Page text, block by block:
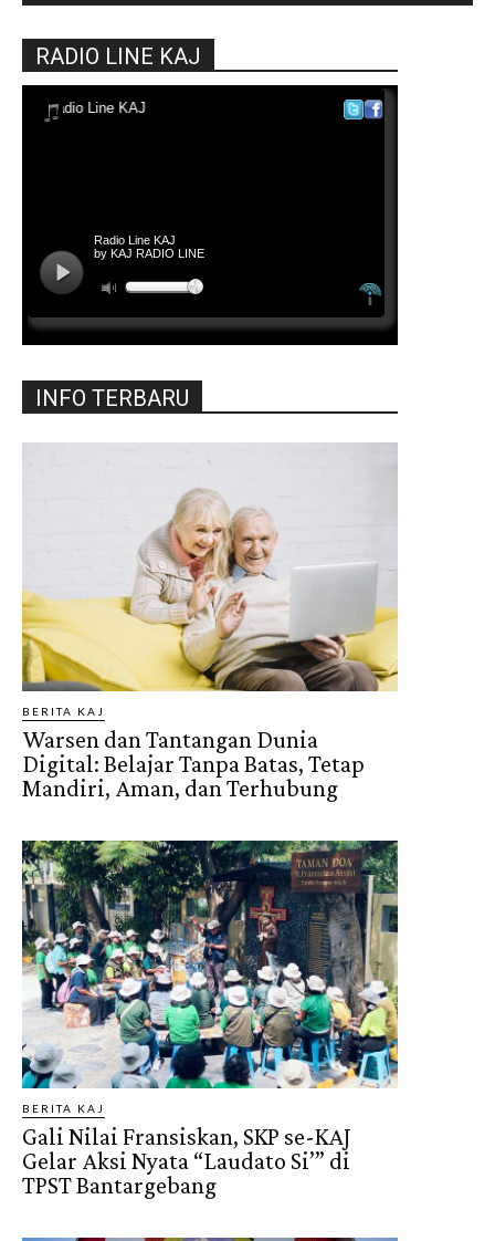
RADIO LINE KAJ
INFO TERBARU
BERITA KAJ
Warsen dan Tantangan Dunia
Digital: Belajar Tanpa Batas, Tetap
Mandiri, Aman, dan Terhubung
BERITA KAJ
Gali Nilai Fransiskan, SKP se-KAJ
Gelar Aksi Nyata “Laudato Si’” di
TPST Bantargebang